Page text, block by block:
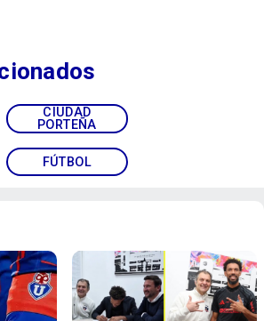
CIUDAD
PORTEÑA
FÚTBOL